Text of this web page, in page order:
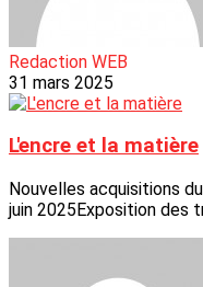
Redaction WEB
31 mars 2025
L'encre et la matière
Nouvelles acquisitions
juin 2025Exposition des